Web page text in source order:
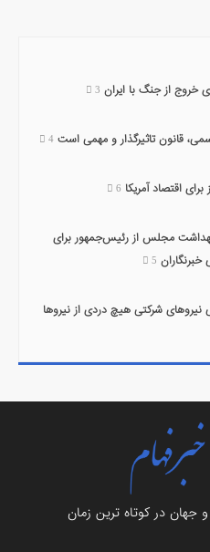
خروج از جنگ با ایران 3
قانون تاثیرگذار و مهمی است 4
اقتصاد آمریکا 6
مجلس از رئیس‌جمهور برای
5
نیرو‌های شرکتی هیچ دردی از نیرو‌ها
و جهان در کوتاه ترین زمان